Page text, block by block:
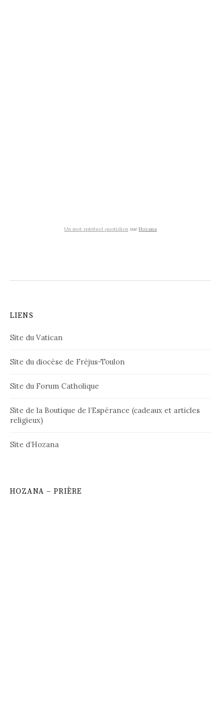
Un mot spirituel quotidien surHozana
LIENS
Site du Vatican
Site du diocèse de Fréjus-Toulon
Site du Forum Catholique
Site de la Boutique de l’Espérance (cadeaux et articles
religieux)
Site d’Hozana
HOZANA – PRIÈRE